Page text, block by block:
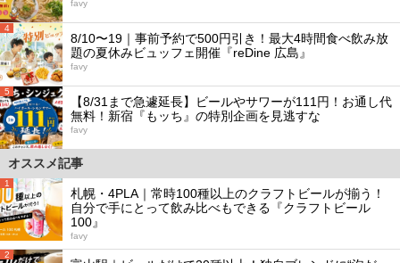
favy
4
8/10〜19｜事前予約で500円引き！最大4時間食べ飲み放
題の夏休みビュッフェ開催『reDine 広島』
favy
5
【8/31まで急遽延長】ビールやサワーが111円！お通し代
無料！新宿『もッち』の特別企画を見逃すな
favy
オススメ記事
1
札幌・4PLA｜常時100種以上のクラフトビールが揃う！
自分で手にとって飲み比べもできる『クラフトビール
100』
favy
2